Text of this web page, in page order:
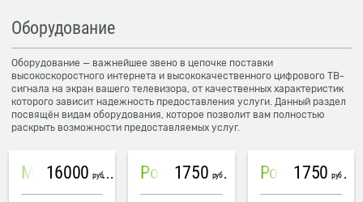
Оборудование
Оборудование — важнейшее звено в цепочке поставки
высокоскоростного интернета и высококачественного цифрового ТВ-
сигнала на экран вашего телевизора, от качественных характеристик
которого зависит надежность предоставления услуги. Данный раздел
посвящён видам оборудования, которое позволит вам полностью
раскрыть возможности предоставляемых услуг.
Mesh система TP-Link Deco M4 (3 устройства)
16000 руб PowerLine Tenda PH6
1750 руб PowerLine TP-Link AV600
1750 руб